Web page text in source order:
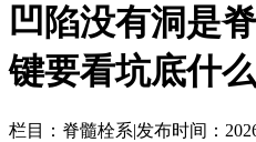
凹陷没有洞是
键要看坑底什
栏目：脊髓栓系|发布时间：